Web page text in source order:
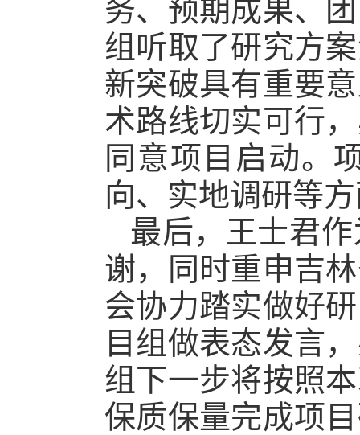
务、预期成果、
组听取了研究方
新突破具有重要
术路线切实可行
同意项目启动。
向、实地调研等
最后，王士君
谢，同时重申吉
会协力踏实做好
目组做表态发言
组下一步将按照
保质保量完成项